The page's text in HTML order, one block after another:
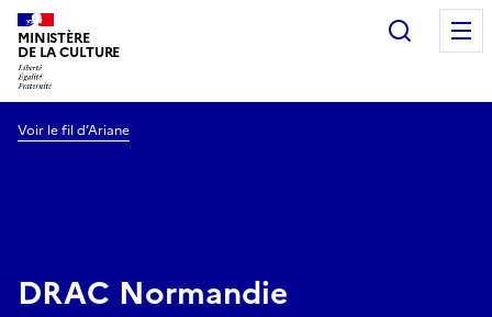
MINISTÈRE
DE LA CULTURE
Voir le fil d’Ariane
DRAC Normandie